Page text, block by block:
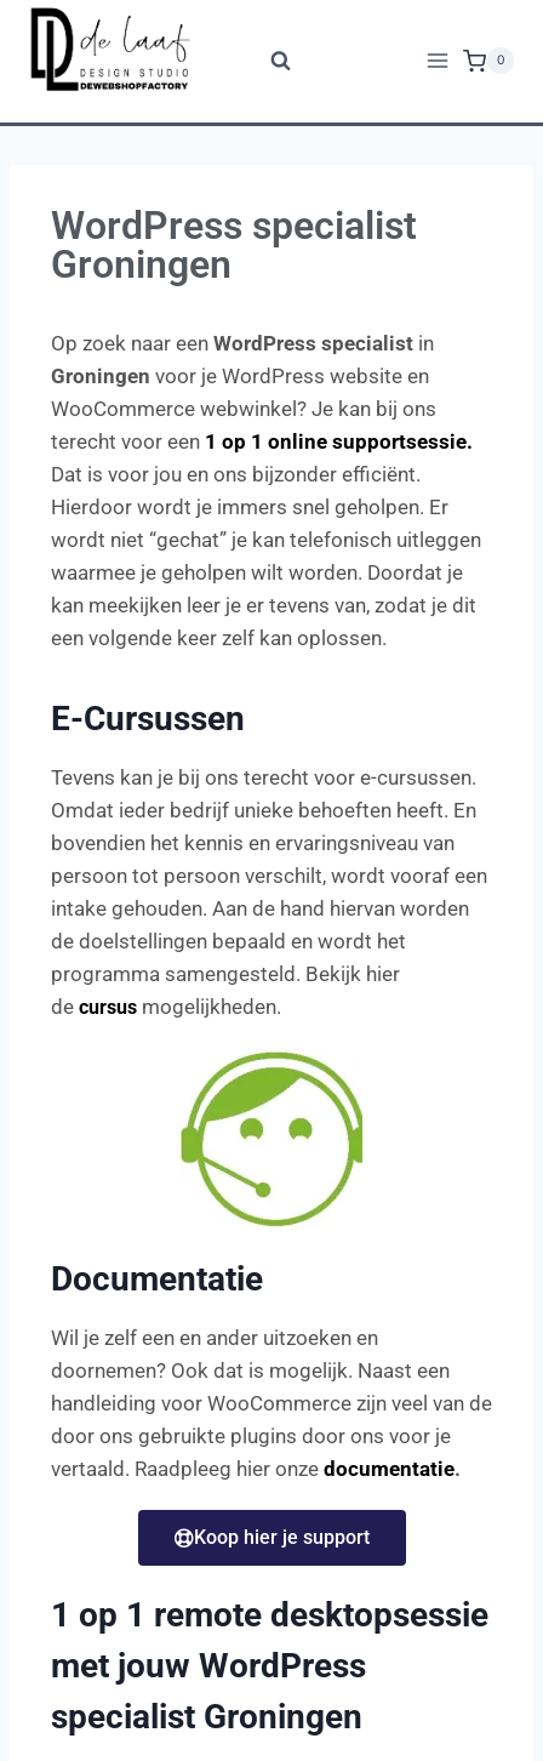
0
WordPress specialist
Groningen
Op zoek naar een WordPress specialist in
Groningen voor je WordPress website en
WooCommerce webwinkel? Je kan bij ons
terecht voor een 1 op 1 online supportsessie.
Dat is voor jou en ons bijzonder efficiënt.
Hierdoor wordt je immers snel geholpen. Er
wordt niet “gechat” je kan telefonisch uitleggen
waarmee je geholpen wilt worden. Doordat je
kan meekijken leer je er tevens van, zodat je dit
een volgende keer zelf kan oplossen.
E-Cursussen
Tevens kan je bij ons terecht voor e-cursussen.
Omdat ieder bedrijf unieke behoeften heeft. En
bovendien het kennis en ervaringsniveau van
persoon tot persoon verschilt, wordt vooraf een
intake gehouden. Aan de hand hiervan worden
de doelstellingen bepaald en wordt het
programma samengesteld. Bekijk hier
de cursus mogelijkheden.
Documentatie
Wil je zelf een en ander uitzoeken en
doornemen? Ook dat is mogelijk. Naast een
handleiding voor WooCommerce zijn veel van de
door ons gebruikte plugins door ons voor je
vertaald. Raadpleeg hier onze documentatie.
Koop hier je support
1 op 1 remote desktopsessie
met jouw WordPress
specialist Groningen